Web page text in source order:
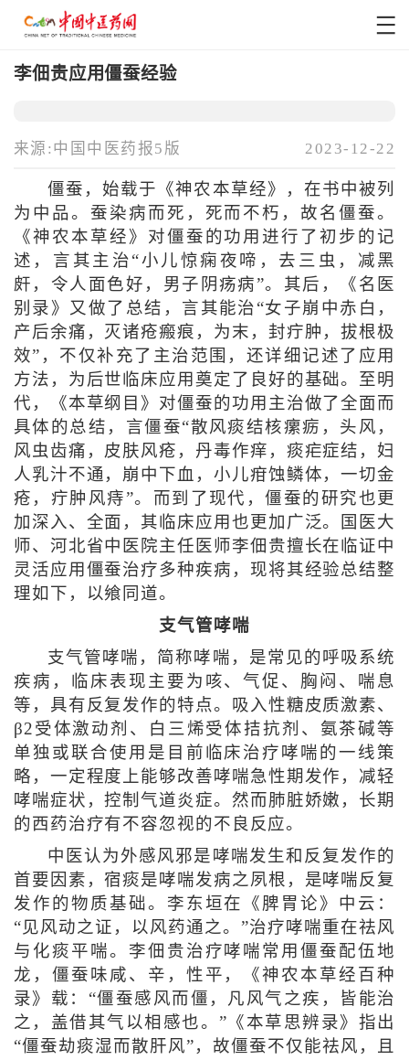
李佃贵应用僵蚕经验
来源:中国中医药报5版 2023-12-22
僵蚕，始载于《神农本草经》，在书中被列
为中品。蚕染病而死，死而不朽，故名僵蚕。
《神农本草经》对僵蚕的功用进行了初步的记
述，言其主治“小儿惊痫夜啼，去三虫，减黑
皯，令人面色好，男子阴疡病”。其后，《名医
别录》又做了总结，言其能治“女子崩中赤白，
产后余痛，灭诸疮瘢痕，为末，封疔肿，拔根极
效”，不仅补充了主治范围，还详细记述了应用
方法，为后世临床应用奠定了良好的基础。至明
代，《本草纲目》对僵蚕的功用主治做了全面而
具体的总结，言僵蚕“散风痰结核瘰疬，头风，
风虫齿痛，皮肤风疮，丹毒作痒，痰疟症结，妇
人乳汁不通，崩中下血，小儿疳蚀鳞体，一切金
疮，疔肿风痔”。而到了现代，僵蚕的研究也更
加深入、全面，其临床应用也更加广泛。国医大
师、河北省中医院主任医师李佃贵擅长在临证中
灵活应用僵蚕治疗多种疾病，现将其经验总结整
理如下，以飨同道。
支气管哮喘
支气管哮喘，简称哮喘，是常见的呼吸系统
疾病，临床表现主要为咳、气促、胸闷、喘息
等，具有反复发作的特点。吸入性糖皮质激素、
β2受体激动剂、白三烯受体拮抗剂、氨茶碱等
单独或联合使用是目前临床治疗哮喘的一线策
略，一定程度上能够改善哮喘急性期发作，减轻
哮喘症状，控制气道炎症。然而肺脏娇嫩，长期
的西药治疗有不容忽视的不良反应。
中医认为外感风邪是哮喘发生和反复发作的
首要因素，宿痰是哮喘发病之夙根，是哮喘反复
发作的物质基础。李东垣在《脾胃论》中云：
“见风动之证，以风药通之。”治疗哮喘重在祛风
与化痰平喘。李佃贵治疗哮喘常用僵蚕配伍地
龙，僵蚕味咸、辛，性平，《神农本草经百种
录》载：“僵蚕感风而僵，凡风气之疾，皆能治
之，盖借其气以相感也。”《本草思辨录》指出
“僵蚕劫痰湿而散肝风”，故僵蚕不仅能祛风，且